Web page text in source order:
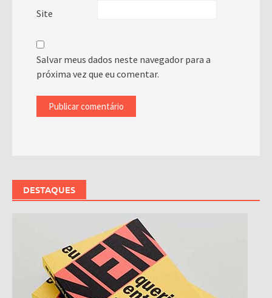
Site
Salvar meus dados neste navegador para a
próxima vez que eu comentar.
DESTAQUES